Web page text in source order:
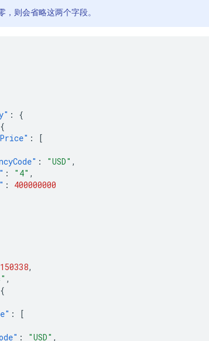
，则会省略这两个字段。
:
{
{
:
[
: "USD" ,
: "4" ,
:
400000000
150338,
,
{
:
[
: "USD" ,